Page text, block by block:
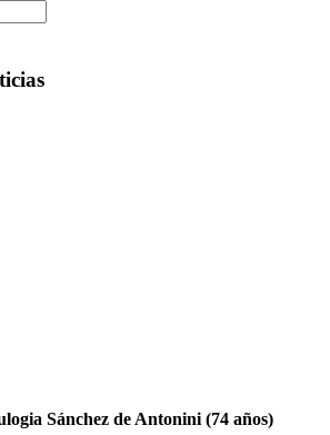
Sánchez de Antonini (74 años)